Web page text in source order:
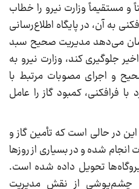
و مستقیماً وزارت نیرو را خطاب
به آن، در پایگاه اطلاع‌رسانی
می‌دهد مدیریت صحیح سبد
جلوگیری کند، وزارت نیرو به
و اجرای مصوبات مرتبط با
فرافکنی، کمبود گاز را عامل
در حالی است که تأمین گاز و
انجام شده و در بسیاری از روزها
تحویل داده شده است.
و چشم‌پوشی از نقش مدیریت